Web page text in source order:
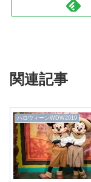
関連記事
ハロウィーンWDW2019